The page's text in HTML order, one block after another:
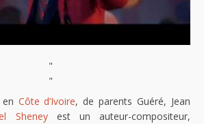
"
"
Côte d’Ivoire, de parents Guéré, Jean
Sheneyest un auteur-compositeur,